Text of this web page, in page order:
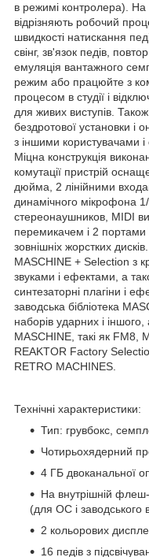
в режимі контролера). На
відрізняють робочий
швидкості натискання
свінг, зв'язок педів,
емуляція вантажного
режим або працюйте з
процесом в студії і
для живих виступів.
бездротової установки і
з іншими користувачами
Міцна конструкція
комутації пристрій
дюйма, 2 лінійними
динамічного мікрофона
стереонаушников, MIDI
перемикачем і 2 портами
зовнішніх жорстких
MASCHINE + Selection з
звуками і ефектами, а
синтезаторні плагіни і
заводська бібліотека
наборів ударних і іншого,
MASCHINE, такі як FM8,
REAKTOR Factory
RETRO MACHINES.
Технічні характеристики:
Тип: грувбокс,
Чотирьохядерний
4 ГБ двоканальної
На внутрішній
(для ОС і заводського
2 кольорових
16 педів з